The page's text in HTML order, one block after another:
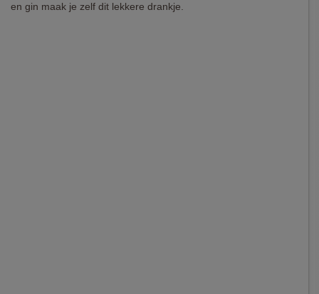
en gin maak je zelf dit lekkere drankje.